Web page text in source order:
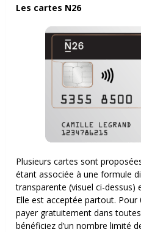
Les cartes N26
Plusieurs cartes sont
étant associée à une formule
transparente (visuel ci-dessus)
Elle est acceptée partout.
payer gratuitement dans
bénéficiez d’un nombre limité